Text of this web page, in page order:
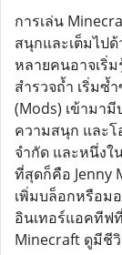
การเล่น
สนุกและเต็มไป
หลายคนอาจเริ่
สำรวจถ้ำ เริ่ม
(Mods) เข้ามา
ความสนุก และโ
จำกัด และหนึ่ง
ที่สุดก็คือ Jenny
เพิ่มบล็อกหรือม
อินเทอร์แอคทีฟ
Minecraft ดูมีชี